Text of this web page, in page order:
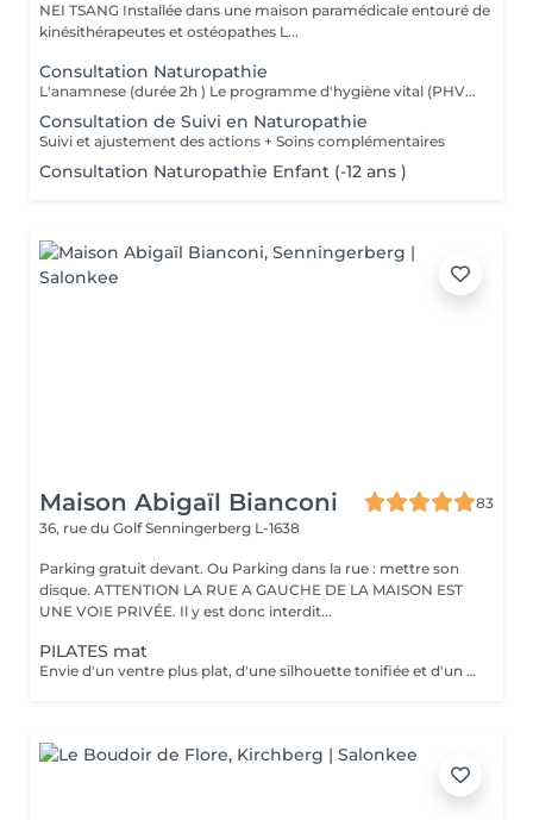
NEI TSANG Installée dans une maison paramédicale entouré de
kinésithérapeutes et ostéopathes L...
Consultation Naturopathie
L'anamnese (durée 2h ) Le programme d'hygiène vital (PHV) Je vous remettrai un programme d'hygiène vital, par mail, sous quelques jours , Il est constitué de conseils naturopathiques personnalisés et dédiés pour une prise en charge globale des différents plans de la santé (alimentation, activités physiques, gestion psycho-émotionnel) et pourra être complété selon le cas par des complémentations nutritionnelles. Nous ferons un point par téléphone afin de vous donner plus amples explications sur ces conseils.
Consultation de Suivi en Naturopathie
Suivi et ajustement des actions + Soins complémentaires
Consultation Naturopathie Enfant (-12 ans )
Maison Abigaïl Bianconi
83
36, rue du GolfSenningerberg L-1638
Parking gratuit devant. Ou Parking dans la rue : mettre son
disque. ATTENTION LA RUE A GAUCHE DE LA MAISON EST
UNE VOIE PRIVÉE. Il y est donc interdit...
PILATES mat
Envie d'un ventre plus plat, d'une silhouette tonifiée et d'un regain d'énergie ? Rejoignez mon cours de Pilates Mat en petit groupe ! Chaque séance vous fait travailler les abdominaux profonds, améliore votre posture, soulage le mal de dos et sculpte votre corps efficacement. Avec seulement 5 places disponibles, vous profitez d'un suivi personnalisé et de corrections adaptées pour maximiser vos résultats. Merci de prévoir l'appoint en espèces. 36 rue du Golf L-1638 Senningerberg Parking gratuit Toute réservation non honorée est due. Toute réservation non annulée 48h avant est due.